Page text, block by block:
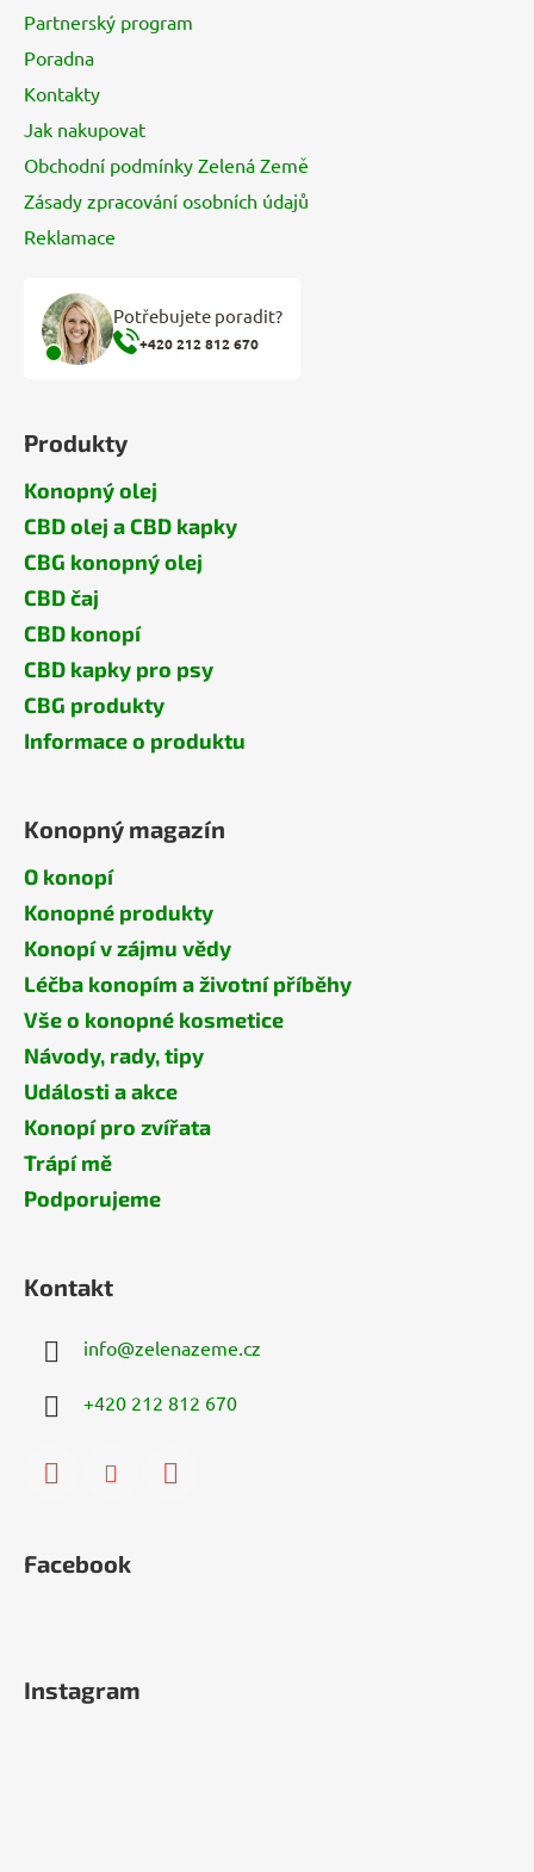
Partnerský program
Poradna
Kontakty
Jak nakupovat
Obchodní podmínky Zelená Země
Zásady zpracování osobních údajů
Reklamace
Potřebujete poradit?
+420 212 812 670
Produkty
Konopný olej
CBD olej a CBD kapky
CBG konopný olej
CBD čaj
CBD konopí
CBD kapky pro psy
CBG produkty
Informace o produktu
Konopný magazín
O konopí
Konopné produkty
Konopí v zájmu vědy
Léčba konopím a životní příběhy
Vše o konopné kosmetice
Návody, rady, tipy
Události a akce
Konopí pro zvířata
Trápí mě
Podporujeme
Kontakt
info@zelenazeme.cz
+420 212 812 670
Facebook
Instagram